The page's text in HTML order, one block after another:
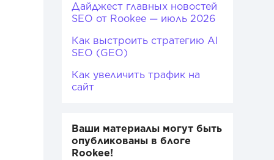
Дайджест главных новостей
SEO от Rookee — июль 2026
Как выстроить стратегию AI
SEO (GEO)
Как увеличить трафик на
сайт
Ваши материалы могут быть
опубликованы в блоге
Rookee!